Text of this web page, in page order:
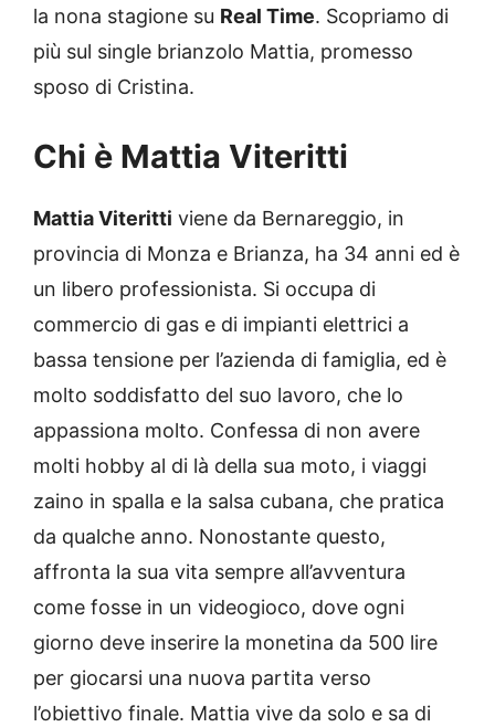
la nona stagione su Real Time. Scopriamo di
più sul single brianzolo Mattia, promesso
sposo di Cristina.
Chi è Mattia Viteritti
Mattia Viteritti viene da Bernareggio, in
provincia di Monza e Brianza, ha 34 anni ed è
un libero professionista. Si occupa di
commercio di gas e di impianti elettrici a
bassa tensione per l’azienda di famiglia, ed è
molto soddisfatto del suo lavoro, che lo
appassiona molto. Confessa di non avere
molti hobby al di là della sua moto, i viaggi
zaino in spalla e la salsa cubana, che pratica
da qualche anno. Nonostante questo,
affronta la sua vita sempre all’avventura
come fosse in un videogioco, dove ogni
giorno deve inserire la monetina da 500 lire
per giocarsi una nuova partita verso
l’obiettivo finale. Mattia vive da solo e sa di